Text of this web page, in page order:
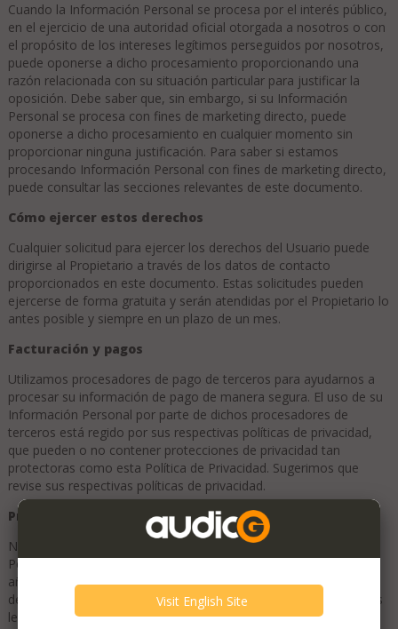
Cuando la Información Personal se procesa por el interés público,
en el ejercicio de una autoridad oficial otorgada a nosotros o con
el propósito de los intereses legítimos perseguidos por nosotros,
puede oponerse a dicho procesamiento proporcionando una
razón relacionada con su situación particular para justificar la
oposición. Debe saber que, sin embargo, si su Información
Personal se procesa con fines de marketing directo, puede
oponerse a dicho procesamiento en cualquier momento sin
proporcionar ninguna justificación. Para saber si estamos
procesando Información Personal con fines de marketing directo,
puede consultar las secciones relevantes de este documento.
Cómo ejercer estos derechos
Cualquier solicitud para ejercer los derechos del Usuario puede
dirigirse al Propietario a través de los datos de contacto
proporcionados en este documento. Estas solicitudes pueden
ejercerse de forma gratuita y serán atendidas por el Propietario lo
antes posible y siempre en un plazo de un mes.
Facturación y pagos
Utilizamos procesadores de pago de terceros para ayudarnos a
procesar su información de pago de manera segura. El uso de su
Información Personal por parte de dichos procesadores de
terceros está regido por sus respectivas políticas de privacidad,
que pueden o no contener protecciones de privacidad tan
protectoras como esta Política de Privacidad. Sugerimos que
revise sus respectivas políticas de privacidad.
Privacidad de los niños
No recopilamos intencionadamente ninguna Información
Personal de niños menores de 13 años. Si tiene menos de 13
años, por favor, no envíe ninguna Información Personal a través
de nuestro Sitio web o Servicio. Animamos a los padres y tutores
legales a supervisar el uso de Internet de sus hijos y a ayudar a